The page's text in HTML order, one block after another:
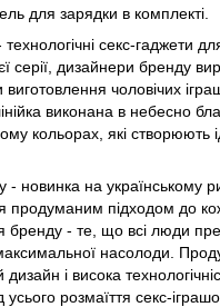
для зарядки в комплекті.
секс-гаджети
серії, дизайнери бренду
виготовлення чоловічих
виконана в небесно
кольорах, які створюють
- новинка на українському
продуманим підходом до
бренду - те, що всі люди
насолоди.
і висока
розмаїття секс-